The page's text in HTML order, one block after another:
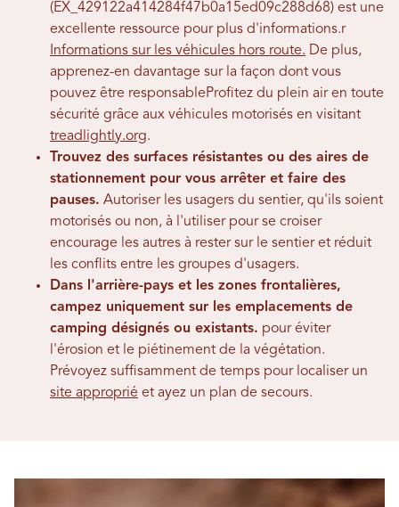
(EX_429122a414284f47b0a15ed09c288d68) est une
excellente ressource pour plus d'informations.r
Informations sur les véhicules hors route. De plus,
apprenez-en davantage sur la façon dont vous
pouvez être responsableProfitez du plein air en toute
sécurité grâce aux véhicules motorisés en visitant
treadlightly.org.
Trouvez des surfaces résistantes ou des aires de
stationnement pour vous arrêter et faire des
pauses. Autoriser les usagers du sentier, qu'ils soient
motorisés ou non, à l'utiliser pour se croiser
encourage les autres à rester sur le sentier et réduit
les conflits entre les groupes d'usagers.
Dans l'arrière-pays et les zones frontalières,
campez uniquement sur les emplacements de
camping désignés ou existants. pour éviter
l'érosion et le piétinement de la végétation.
Prévoyez suffisamment de temps pour localiser un
site approprié et ayez un plan de secours.